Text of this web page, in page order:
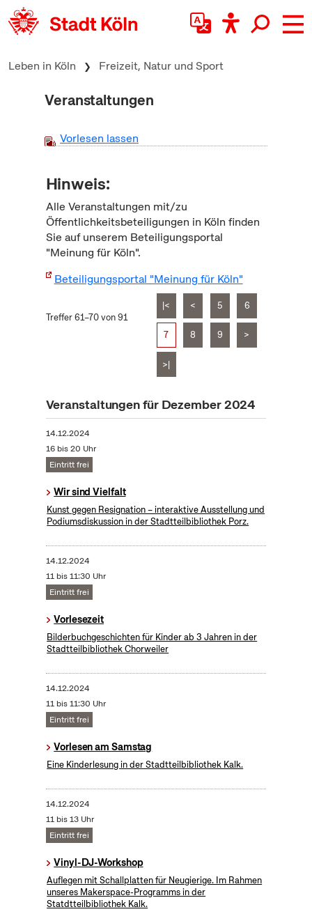
zum Inhalt springen
Leben in Köln Freizeit, Natur und Sport
Veranstaltungen
Vorlesen lassen
Hinweis:
Alle Veranstaltungen mit/zu
Öffentlichkeitsbeteiligungen in Köln finden
Sie auf unserem Beteiligungsportal
"Meinung für Köln".
Beteiligungsportal "Meinung für Köln"
Treffer 61–70 von 91
|< < 5 6
7 8 9 >
>|
Veranstaltungen für Dezember 2024
14.12.2024
16 bis 20 Uhr
Eintritt frei
Wir sind Vielfalt
Kunst gegen Resignation – interaktive Ausstellung und
Podiumsdiskussion in der Stadtteilbibliothek Porz.
14.12.2024
11 bis 11:30 Uhr
Eintritt frei
Vorlesezeit
Bilderbuchgeschichten für Kinder ab 3 Jahren in der
Stadtteilbibliothek Chorweiler
14.12.2024
11 bis 11:30 Uhr
Eintritt frei
Vorlesen am Samstag
Eine Kinderlesung in der Stadtteilbibliothek Kalk.
14.12.2024
11 bis 13 Uhr
Eintritt frei
Vinyl-DJ-Workshop
Auflegen mit Schallplatten für Neugierige. Im Rahmen
unseres Makerspace-Programms in der
Statdtteilbibliothek Kalk.